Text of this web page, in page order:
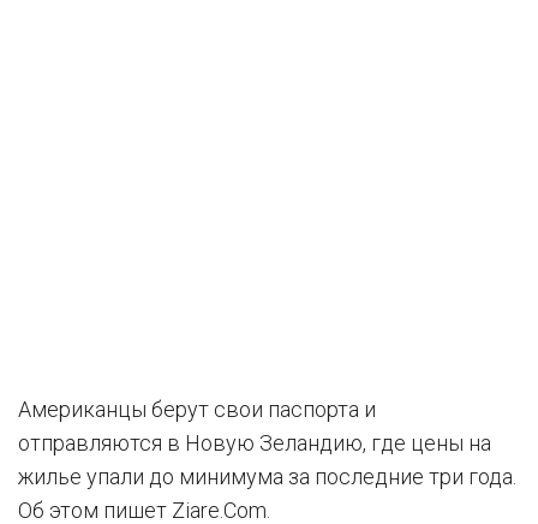
Американцы берут свои паспорта и
отправляются в Новую Зеландию, где цены на
жилье упали до минимума за последние три года.
Об этом пишет Ziare.Com.